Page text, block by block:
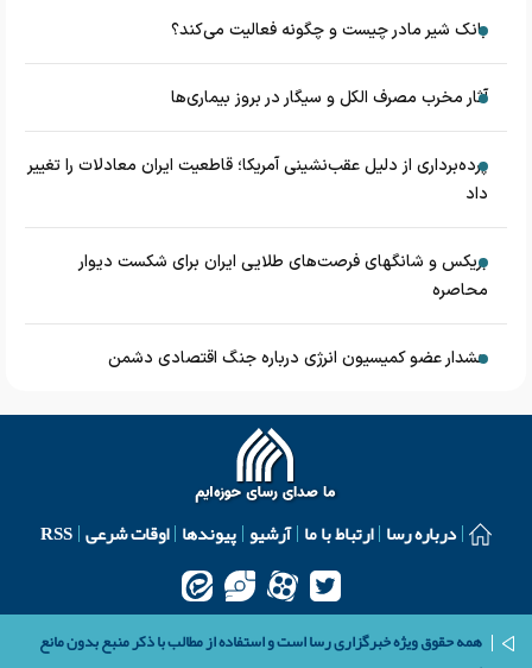
بانک شیر مادر چیست و چگونه فعالیت می‌کند؟
آثار مخرب مصرف الکل و سیگار در بروز بیماری‌ها
پرده‌برداری از دلیل عقب‌نشینی آمریکا؛ قاطعیت ایران معادلات را تغییر
داد
بریکس و شانگهای فرصت‌های طلایی ایران برای شکست دیوار
محاصره
هشدار عضو کمیسیون انرژی درباره جنگ اقتصادی دشمن
درباره رسا ارتباط با ما آرشیو پیوندها اوقات شرعی RSS
همه حقوق ویژه خبرگزاری رسا است و استفاده از مطالب با ذکر منبع بدون مانع